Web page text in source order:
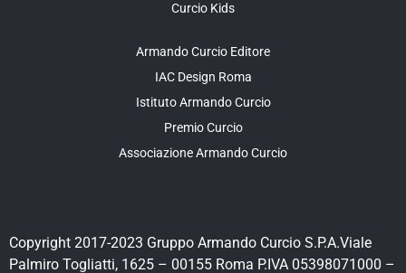
Curcio Kids
Armando Curcio Editore
IAC Design Roma
Istituto Armando Curcio
Premio Curcio
Associazione Armando Curcio
Copyright 2017-2023 Gruppo Armando Curcio S.P.A.Viale
Palmiro Togliatti, 1625 – 00155 Roma P.IVA 05398071000 –